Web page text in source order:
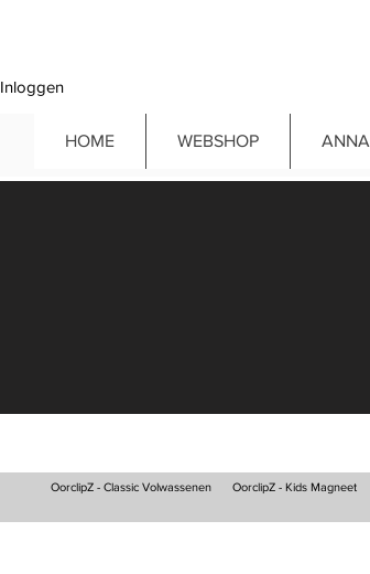
Inloggen
HOME WEBSHOP ANNA
OorclipZ - Classic Volwassenen OorclipZ - Kids Magneet